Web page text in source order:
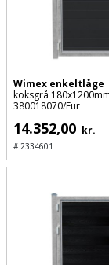
Værktøjskasse
opbevaring
Værktøjssæt
Vaterpas
Slagnøgle
Slibemaskine
Sømpistol
Udebruser
afskærmning
Varme
Wimex enkeltlåge
koksgrå
380018070/Fur
14.352,00 kr.
#2334601